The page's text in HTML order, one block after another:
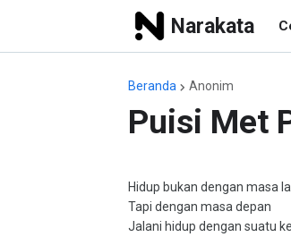
Narakata
Beranda Anonim
Puisi Met
Hidup bukan dengan masa
Tapi dengan masa depan
Jalani hidup dengan suatu